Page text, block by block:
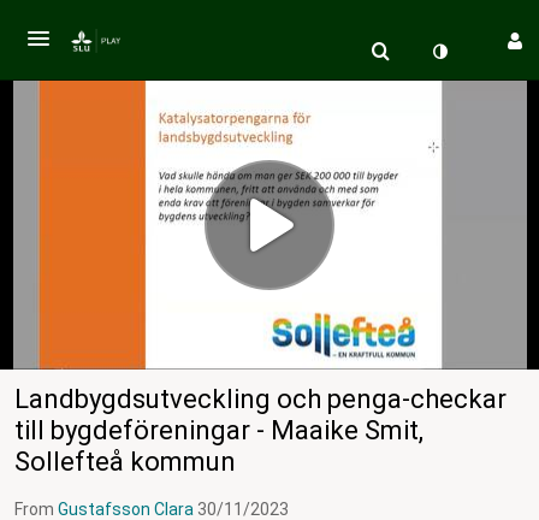
Landbygdsutveckling och penga-checkar
till bygdeföreningar - Maaike Smit,
Sollefteå kommun
From Gustafsson Clara 30/11/2023